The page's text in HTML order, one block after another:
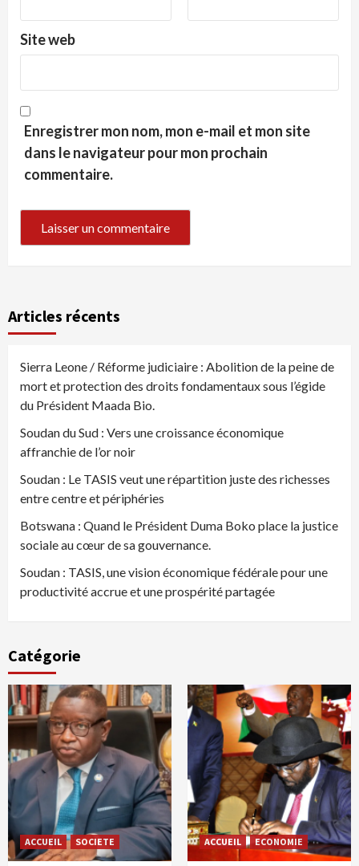
Site web
Enregistrer mon nom, mon e-mail et mon site
dans le navigateur pour mon prochain
commentaire.
Articles récents
Sierra Leone / Réforme judiciaire : Abolition de la peine de
mort et protection des droits fondamentaux sous l’égide
du Président Maada Bio.
Soudan du Sud : Vers une croissance économique
affranchie de l’or noir
Soudan : Le TASIS veut une répartition juste des richesses
entre centre et périphéries
Botswana : Quand le Président Duma Boko place la justice
sociale au cœur de sa gouvernance.
Soudan : TASIS, une vision économique fédérale pour une
productivité accrue et une prospérité partagée
Catégorie
ACCUEIL SOCIETE ACCUEIL ECONOMIE